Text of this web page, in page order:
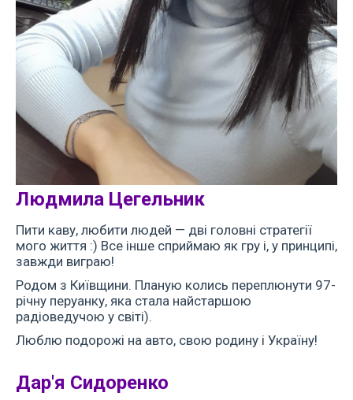
Людмила Цегельник
Пити каву, любити людей — дві головні стратегії
мого життя :) Все інше сприймаю як гру і, у принципі,
завжди виграю!
Родом з Київщини. Планую колись переплюнути 97-
річну перуанку, яка стала найстаршою
радіоведучою у світі).
Люблю подорожі на авто, свою родину і Україну!
Дар'я Сидоренко